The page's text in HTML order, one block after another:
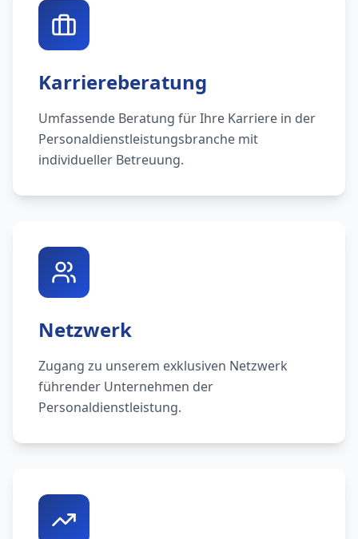
Karriereberatung
Umfassende Beratung für Ihre Karriere in der
Personaldienstleistungsbranche mit
individueller Betreuung.
Netzwerk
Zugang zu unserem exklusiven Netzwerk
führender Unternehmen der
Personaldienstleistung.